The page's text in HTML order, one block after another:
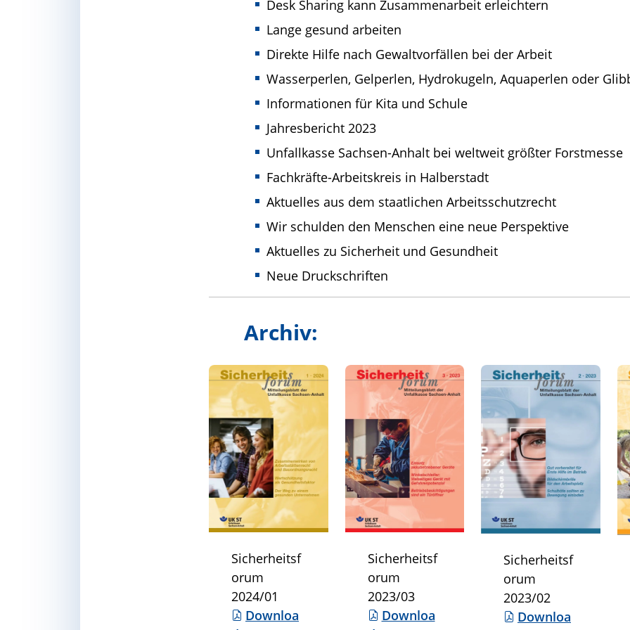
Desk Sharing kann Zusammenarbeit erleichtern
Lange gesund arbeiten
Direkte Hilfe nach Gewaltvorfällen bei der Arbeit
Wasserperlen, Gelperlen, Hydrokugeln, Aquaperlen oder
Informationen für Kita und Schule
Jahresbericht 2023
Unfallkasse Sachsen-Anhalt bei weltweit größter Forstmesse
Fachkräfte-Arbeitskreis in Halberstadt
Aktuelles aus dem staatlichen Arbeitsschutzrecht
Wir schulden den Menschen eine neue Perspektive
Aktuelles zu Sicherheit und Gesundheit
Neue Druckschriften
Archiv:
Sicherheitsf
orum
2024/01
Downloa
Sicherheitsf
orum
2023/03
Downloa
Sicherheitsf
orum
2023/02
Downloa